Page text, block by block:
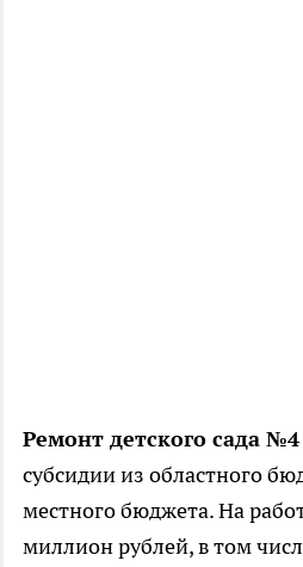
Ремонт детского сада №4
субсидии из областного
местного бюджета. На
миллион рублей, в том